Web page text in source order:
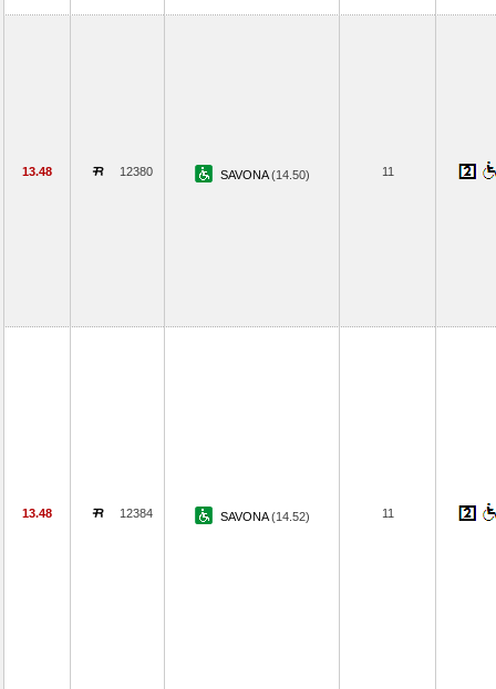
13.48 12380 SAVONA(14.50) 11
13.48 12384 SAVONA(14.52) 11